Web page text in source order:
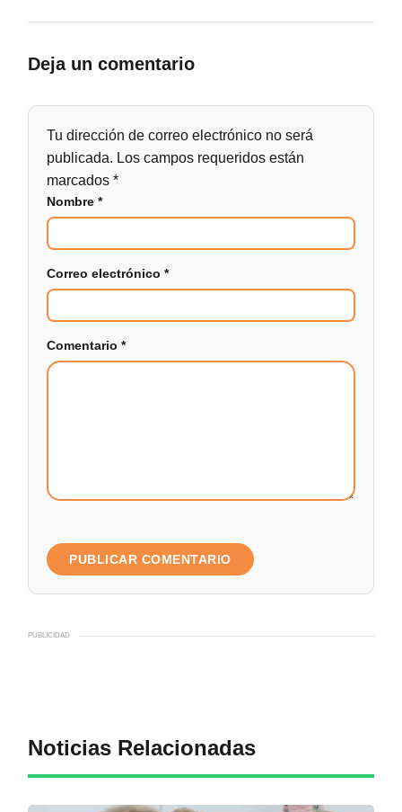
Deja un comentario
Tu dirección de correo electrónico no será
publicada. Los campos requeridos están
marcados*
Nombre*
Correo electrónico*
Comentario*
PUBLICIDAD
Noticias Relacionadas